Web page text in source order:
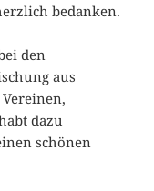
bedanken.
den
aus
dazu
schönen